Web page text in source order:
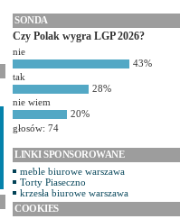
SONDA
Czy Polak wygra LGP 2026?
nie
43%
tak
28%
nie wiem
20%
głosów: 74
LINKI SPONSOROWANE
meble biurowe warszawa
Torty Piaseczno
krzesła biurowe warszawa
COOKIES